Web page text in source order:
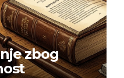
zbog